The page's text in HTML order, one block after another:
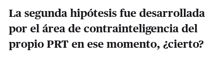
La segunda hipótesis fue desarrollada
por el área de contrainteligencia del
propio PRT en ese momento, ¿cierto?